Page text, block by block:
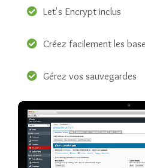
Let's Encrypt inclus
Créez facilement les
Gérez vos sauvegardes